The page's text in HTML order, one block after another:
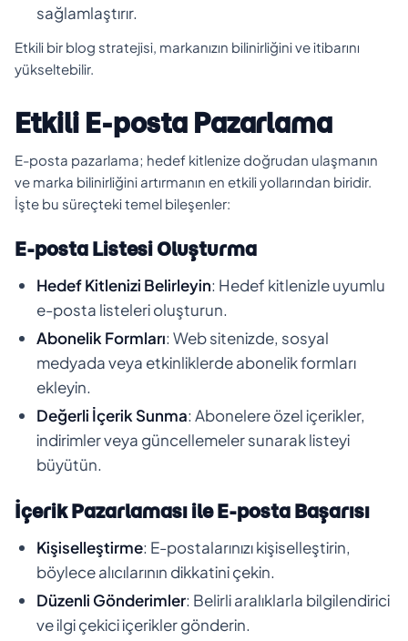
sağlamlaştırır.
Etkili bir blog stratejisi, markanızın bilinirliğini ve itibarını
yükseltebilir.
Etkili E-posta Pazarlama
E-posta pazarlama; hedef kitlenize doğrudan ulaşmanın
ve marka bilinirliğini artırmanın en etkili yollarından biridir.
İşte bu süreçteki temel bileşenler:
E-posta Listesi Oluşturma
Hedef Kitlenizi Belirleyin: Hedef kitlenizle uyumlu
e-posta listeleri oluşturun.
Abonelik Formları: Web sitenizde, sosyal
medyada veya etkinliklerde abonelik formları
ekleyin.
Değerli İçerik Sunma: Abonelere özel içerikler,
indirimler veya güncellemeler sunarak listeyi
büyütün.
İçerik Pazarlaması ile E-posta Başarısı
Kişiselleştirme: E-postalarınızı kişiselleştirin,
böylece alıcılarının dikkatini çekin.
Düzenli Gönderimler: Belirli aralıklarla bilgilendirici
ve ilgi çekici içerikler gönderin.